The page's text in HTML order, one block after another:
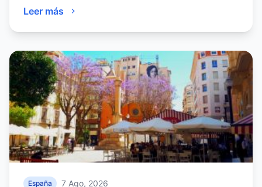
Leer más
España 7 Ago, 2026